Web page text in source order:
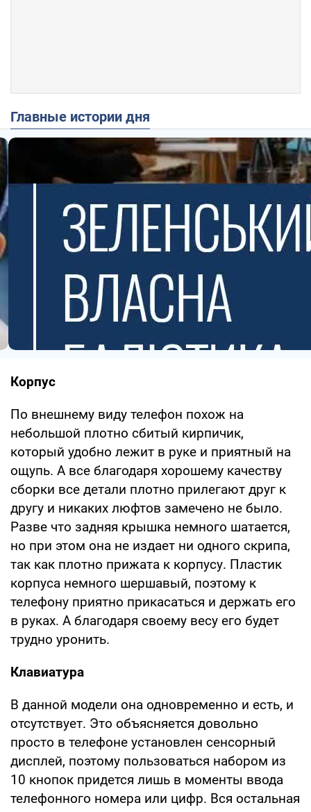
Главные истории дня
Корпус
По внешнему виду телефон похож на
небольшой плотно сбитый кирпичик,
который удобно лежит в руке и приятный на
ощупь. А все благодаря хорошему качеству
сборки все детали плотно прилегают друг к
другу и никаких люфтов замечено не было.
Разве что задняя крышка немного шатается,
но при этом она не издает ни одного скрипа,
так как плотно прижата к корпусу. Пластик
корпуса немного шершавый, поэтому к
телефону приятно прикасаться и держать его
в руках. А благодаря своему весу его будет
трудно уронить.
Клавиатура
В данной модели она одновременно и есть, и
отсутствует. Это объясняется довольно
просто в телефоне установлен сенсорный
дисплей, поэтому пользоваться набором из
10 кнопок придется лишь в моменты ввода
телефонного номера или цифр. Вся остальная